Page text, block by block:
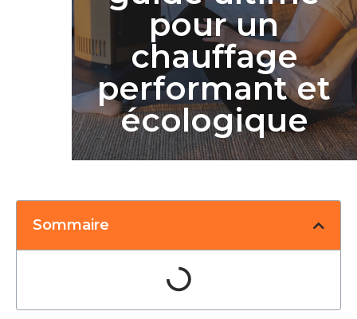
pour un
chauffage
performant et
écologique
Sommaire